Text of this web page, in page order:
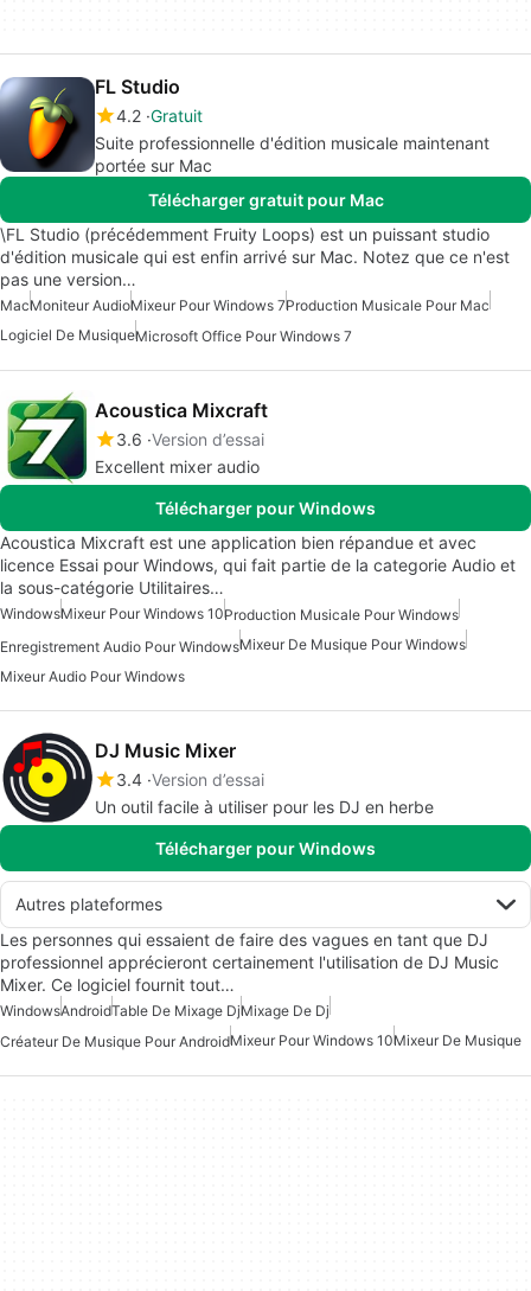
FL Studio
4.2 Gratuit
Suite professionnelle d'édition musicale maintenant
portée sur Mac
Télécharger gratuit pour Mac
\FL Studio (précédemment Fruity Loops) est un puissant studio
d'édition musicale qui est enfin arrivé sur Mac. Notez que ce n'est
pas une version…
MacMoniteur AudioMixeur Pour Windows 7Production Musicale Pour Mac
Logiciel De MusiqueMicrosoft Office Pour Windows 7
Acoustica Mixcraft
3.6 Version d’essai
Excellent mixer audio
Télécharger pour Windows
Acoustica Mixcraft est une application bien répandue et avec
licence Essai pour Windows, qui fait partie de la categorie Audio et
la sous-catégorie Utilitaires…
WindowsMixeur Pour Windows 10Production Musicale Pour Windows
Enregistrement Audio Pour WindowsMixeur De Musique Pour Windows
Mixeur Audio Pour Windows
DJ Music Mixer
3.4 Version d’essai
Un outil facile à utiliser pour les DJ en herbe
Télécharger pour Windows
Autres plateformes
Les personnes qui essaient de faire des vagues en tant que DJ
professionnel apprécieront certainement l'utilisation de DJ Music
Mixer. Ce logiciel fournit tout…
WindowsAndroidTable De Mixage DjMixage De Dj
Créateur De Musique Pour AndroidMixeur Pour Windows 10Mixeur De Musique